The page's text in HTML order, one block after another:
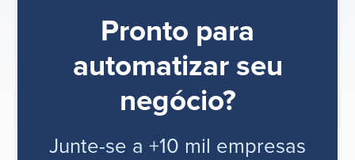
Pronto para
automatizar seu
negócio?
Junte-se a +10 mil empresas